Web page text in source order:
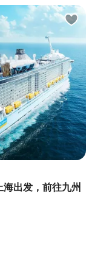
出发，前往九州